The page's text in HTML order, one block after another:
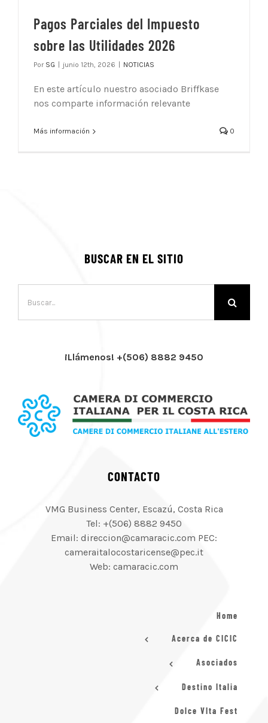
Pagos Parciales del Impuesto
sobre las Utilidades 2026
Por SG junio 12th, 2026 NOTICIAS
En este artículo nuestro asociado Briffkase
nos comparte información relevante
Más información 0
BUSCAR EN EL SITIO
¡Llámenos! +(506) 8882 9450
CONTACTO
VMG Business Center, Escazú, Costa Rica
Tel: +(506) 8882 9450
Email: direccion@camaracic.com PEC:
cameraitalocostaricense@pec.it
Web: camaracic.com
Home
Acerca de CICIC
Asociados
Destino Italia
Dolce VIta Fest